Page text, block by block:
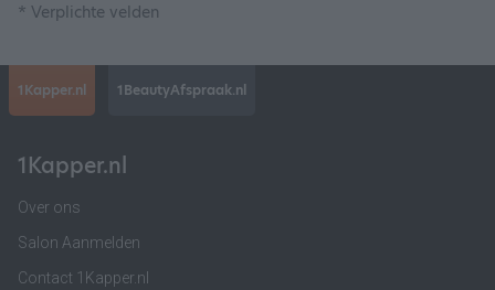
* Verplichte velden
1Kapper.nl 1BeautyAfspraak.nl
1Kapper.nl
Over ons
Salon Aanmelden
Contact 1Kapper.nl